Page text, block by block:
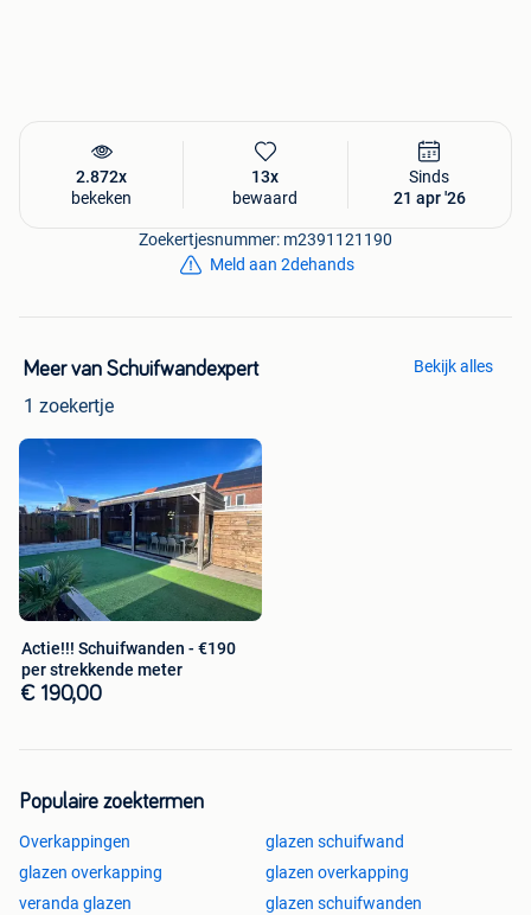
2.872x
bekeken
13x
bewaard
Sinds
21 apr '26
Zoekertjesnummer: m2391121190
Meld aan 2dehands
Meer van Schuifwandexpert
1 zoekertje
Bekijk alles
Actie!!! Schuifwanden - €190
per strekkende meter
€ 190,00
Populaire zoektermen
Overkappingen
glazen schuifwand
glazen overkapping
glazen overkapping
veranda glazen
glazen schuifwanden